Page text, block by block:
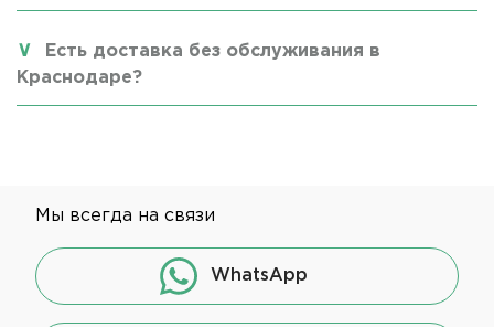
Есть доставка без обслуживания в
Краснодаре?
Мы всегда на связи
WhatsApp